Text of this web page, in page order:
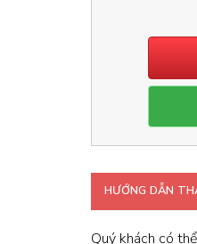
HƯỚNG DẪN
Quý khách có